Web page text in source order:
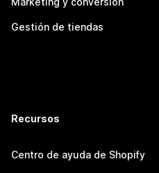
Gestión de tiendas
Recursos
Centro de ayuda de Shopify